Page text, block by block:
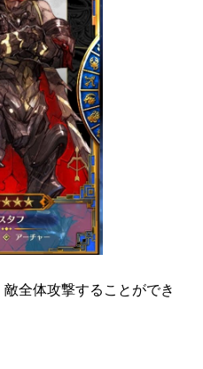
全体攻撃することができ